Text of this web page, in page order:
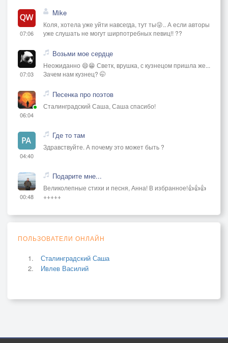
07:06
Mike
Коля, хотела уже уйти навсегда, тут ты😜.. А если авторы
уже слушать не могут ширпотребных певиц!! ??
07:03
Возьми мое сердце
Неожиданно 😄😁 Светк, врушка, с кузнецом пришла же...
Зачем нам кузнец? 🤭
06:04
Песенка про поэтов
Сталинградский Саша, Саша спасибо!
04:40
Где то там
Здравствуйте. А почему это может быть ?
00:48
Подарите мне...
Великолепные стихи и песня, Анна! В избранное!👍👍👍
+++++
ПОЛЬЗОВАТЕЛИ ОНЛАЙН
Сталинградский Саша
Ивлев Василий